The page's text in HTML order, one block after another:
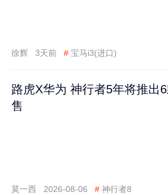
徐辉 3天前 # 宝马i3(进口)
路虎X华为 神行者5年将推出
售
莫一西 2026-08-06 # 神行者8